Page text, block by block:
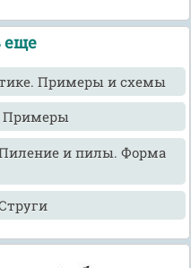
еще
Примеры и схемы
Примеры
и пилы. Форма